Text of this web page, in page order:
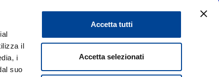
il
i
suo
Accetta tutti
Accetta selezionati
20139 Milano
29/06/1977